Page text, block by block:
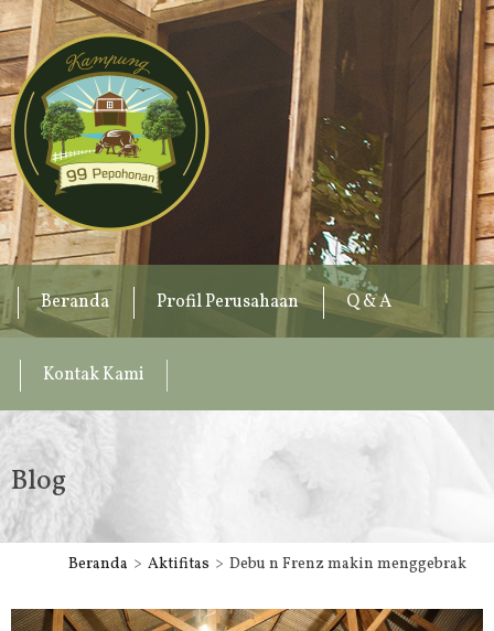
Beranda Profil Perusahaan Q & A
Kontak Kami
Blog
Beranda Aktifitas Debu n Frenz makin menggebrak